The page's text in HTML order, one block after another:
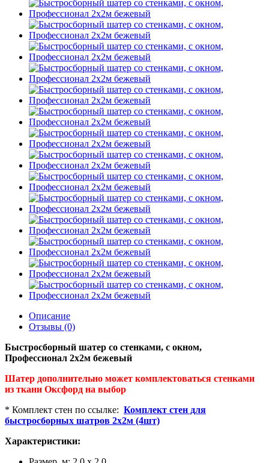
Описание
Отзывы (0)
Быстросборный шатер со стенками, с окном,
Профессионал 2х2м бежевый
Шатер дополнительно может комплектоваться стенками
из ткани Оксфорд на выбор
* Комплект стен по ссылке: Комплект стен для
быстросборных шатров 2х2м (4шт)
Характеристики: